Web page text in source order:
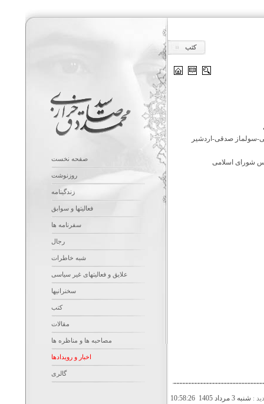
کتب
سولماز صدقی-اردشیر
شورای اسلامی
: شنبه 3 مرداد 1405 10:58:26
صفحه نخست
روزنوشت
زندگینامه
فعالیتها و سوابق
سفرنامه ها
رجال
شبه خاطرات
علایق و فعالیتهای غیر سیاسی
سخنرانیها
کتب
مقالات
مصاحبه ها و مناظره ها
اخبار و رویدادها
گالری